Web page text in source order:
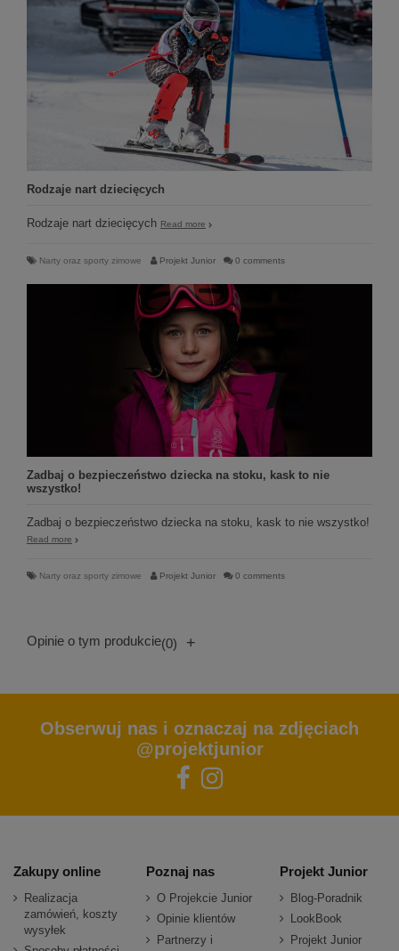
Rodzaje nart dziecięcych
Rodzaje nart dziecięcych Read more
Narty oraz sporty zimowe Projekt Junior 0 comments
Zadbaj o bezpieczeństwo dziecka na stoku, kask to nie
wszystko!
Zadbaj o bezpieczeństwo dziecka na stoku, kask to nie wszystko!
Read more
Narty oraz sporty zimowe Projekt Junior 0 comments
Opinie o tym produkcie(0) +
Obserwuj nas i oznaczaj na zdjęciach
@projektjunior
Zakupy online
Realizacja
zamówień, koszty
wysyłek
Poznaj nas
O Projekcie Junior
Opinie klientów
Partnerzy i
Projekt Junior
Blog-Poradnik
LookBook
Projekt Junior